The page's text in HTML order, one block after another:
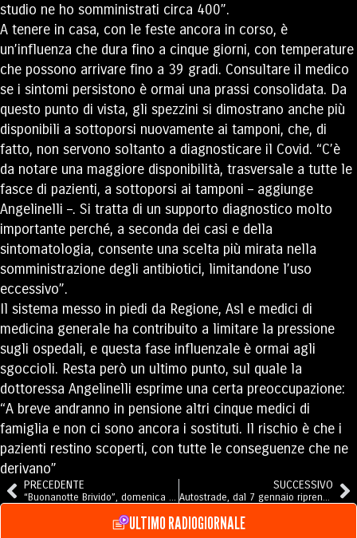
studio ne ho somministrati circa 400”.
A tenere in casa, con le feste ancora in corso, è
un’influenza che dura fino a cinque giorni, con temperature
che possono arrivare fino a 39 gradi. Consultare il medico
se i sintomi persistono è ormai una prassi consolidata. Da
questo punto di vista, gli spezzini si dimostrano anche più
disponibili a sottoporsi nuovamente ai tamponi, che, di
fatto, non servono soltanto a diagnosticare il Covid. “C’è
da notare una maggiore disponibilità, trasversale a tutte le
fasce di pazienti, a sottoporsi ai tamponi – aggiunge
Angelinelli –. Si tratta di un supporto diagnostico molto
importante perché, a seconda dei casi e della
sintomatologia, consente una scelta più mirata nella
somministrazione degli antibiotici, limitandone l’uso
eccessivo”.
Il sistema messo in piedi da Regione, Asl e medici di
medicina generale ha contribuito a limitare la pressione
sugli ospedali, e questa fase influenzale è ormai agli
sgoccioli. Resta però un ultimo punto, sul quale la
dottoressa Angelinelli esprime una certa preoccupazione:
“A breve andranno in pensione altri cinque medici di
famiglia e non ci sono ancora i sostituti. Il rischio è che i
pazienti restino scoperti, con tutte le conseguenze che ne
derivano”
PRECEDENTE
“Buonanotte Brivido”, domenica suspense poliziesca e comicità irriverente per Trac Festival
SUCCESSIVO
Autostrade, dal 7 gennaio riprendono i cantieri lungo la rete ligure
ULTIMO RADIOGIORNALE